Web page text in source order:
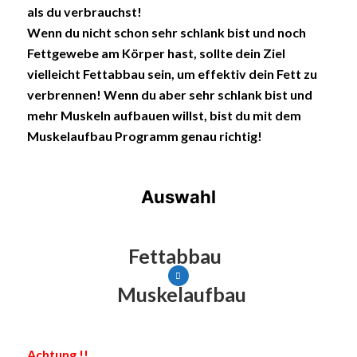
als du verbrauchst!
Wenn du nicht schon sehr schlank bist und noch
Fettgewebe am Körper hast, sollte dein Ziel
vielleicht Fettabbau sein, um effektiv dein Fett zu
verbrennen! Wenn du aber sehr schlank bist und
mehr Muskeln aufbauen willst, bist du mit dem
Muskelaufbau Programm genau richtig!
Auswahl
Fettabbau
Muskelaufbau